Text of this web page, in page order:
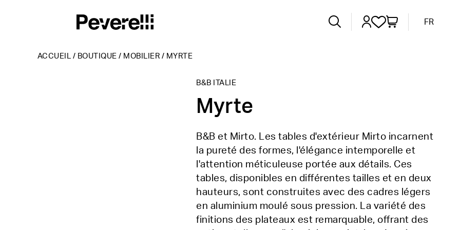
FR
ACCUEIL / BOUTIQUE / MOBILIER / MYRTE
B&B ITALIE
Myrte
B&B et Mirto. Les tables d'extérieur Mirto incarnent
la pureté des formes, l'élégance intemporelle et
l'attention méticuleuse portée aux détails. Ces
tables, disponibles en différentes tailles et en deux
hauteurs, sont construites avec des cadres légers
en aluminium moulé sous pression. La variété des
finitions des plateaux est remarquable, offrant des